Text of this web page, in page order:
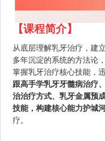
【课程简介】
从底层理解乳牙治疗，建
多年沉淀的系统的方法论
掌握乳牙治疗核心技能，
跟高手学乳牙牙髓病治疗
治治疗方式、乳牙金属预
技能，构建核心能力护城河
疗。